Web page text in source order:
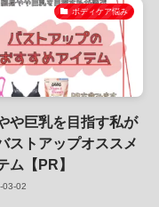
ボディケア悩み
や巨乳を目指す私が
ストアップオススメ
ム【PR】
03-02